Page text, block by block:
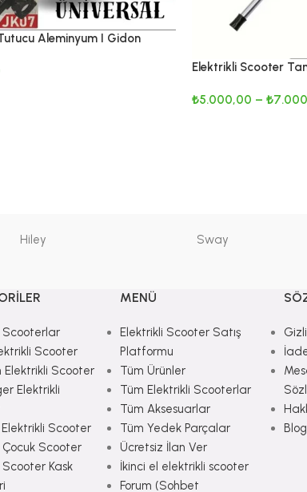
Aleminyum I Gidon
Elektrikli Scooter
₺5.000,00 – ₺
Hiley Sway
Scooterlar
Scooter
Elektrikli Scooter
Elektrikli
Elektrikli Scooter
Çocuk Scooter
Scooter Kask
MENÜ
Elektrikli Scooter Satış
Platformu
Tüm Ürünler
Tüm Elektrikli Scooterlar
Tüm Aksesuarlar
Tüm Yedek Parçalar
Ücretsiz İlan Ver
İkinci el elektrikli scooter
Forum (Sohbet
Blog